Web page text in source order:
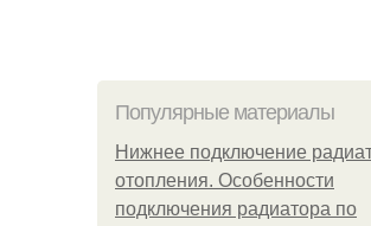
Популярные материалы
Нижнее подключение
отопления. Особенности
подключения радиатора по